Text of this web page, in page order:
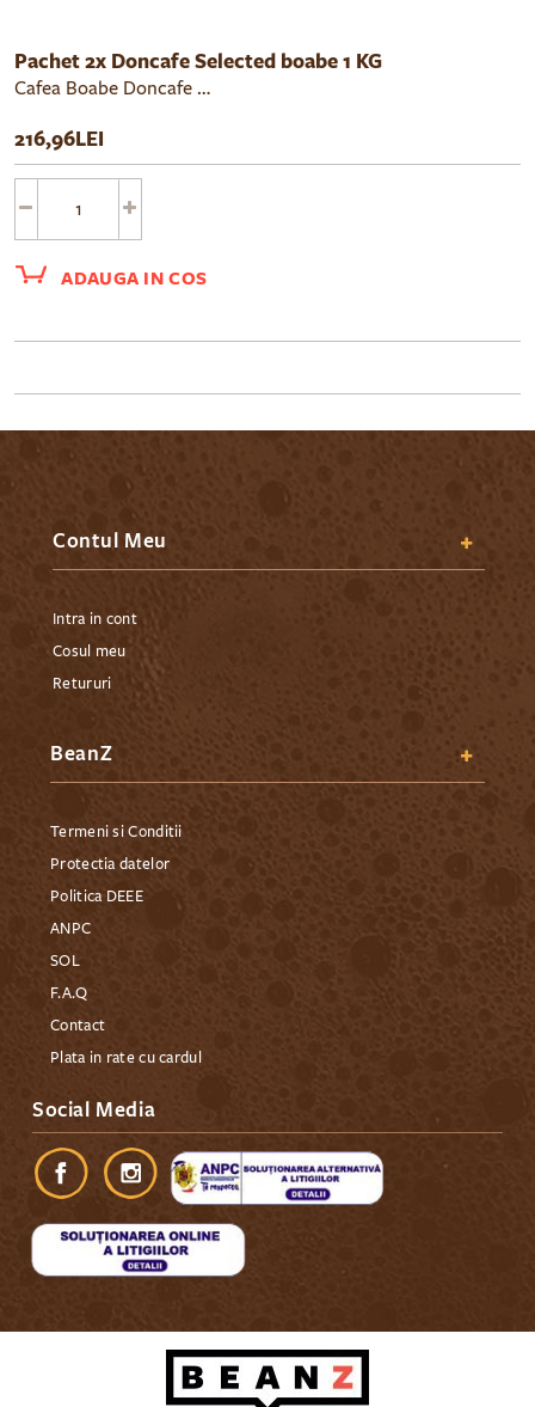
Pachet 2x Doncafe Selected boabe 1 KG
Cafea Boabe Doncafe Selected 1 Kg
216,96LEI
ADAUGA IN COS
Contul Meu
Intra in cont
Cosul meu
Retururi
BeanZ
Termeni si Conditii
Protectia datelor
Politica DEEE
ANPC
SOL
F.A.Q
Contact
Plata in rate cu cardul
Social Media